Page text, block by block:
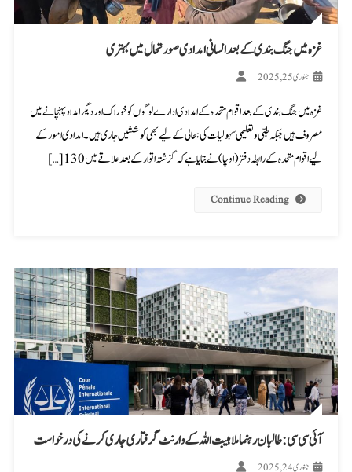
غزہ میں جنگ بندی کے بعد انسانی امدادی صورتحال میں بہتری
جنوری 25, 2025
غزہ میں جنگ بندی کے بعد اقوام متحدہ کے امدادی ادارے لوگوں کو خوراک اور دیگر امداد پہنچانے میں
مصروف ہیں جبکہ طبی و تعلیمی سہولیات کی بحالی کے لیے بھی کوششیں جاری ہیں۔ امدادی امور کے
لیے اقوام متحدہ کے رابطہ دفتر (اوچا) نے بتایا ہے کہ گزشتہ اتوار کے بعد علاقے میں 130 […]
Continue Reading
آئی سی سی: طالبان رہنما ملا ہیبت اللہ کے وارنٹ گرفتاری جاری کرنے کی درخواست
جنوری 24, 2025